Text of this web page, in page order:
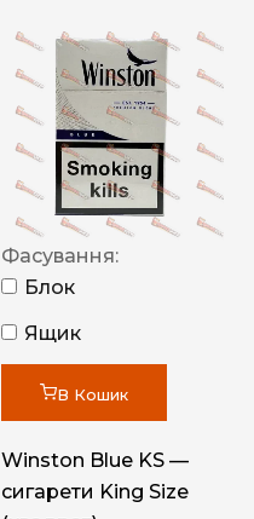
Фасування:
Блок
Ящик
В Кошик
Winston Blue KS —
сигарети King Size